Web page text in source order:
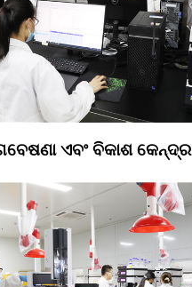
ଏବଂ ବିକାଶ କେନ୍ଦ୍ର